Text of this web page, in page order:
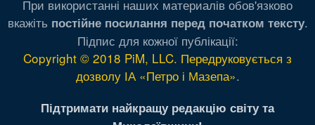
При використанні наших материалів обов'язково
вкажіть постійне посилання перед початком тексту.
Підпис для кожної публікації:
Copyright © 2018 PiM, LLC. Передруковується з
дозволу ІА «Петро і Мазепа».
Підтримати найкращу редакцію світу та